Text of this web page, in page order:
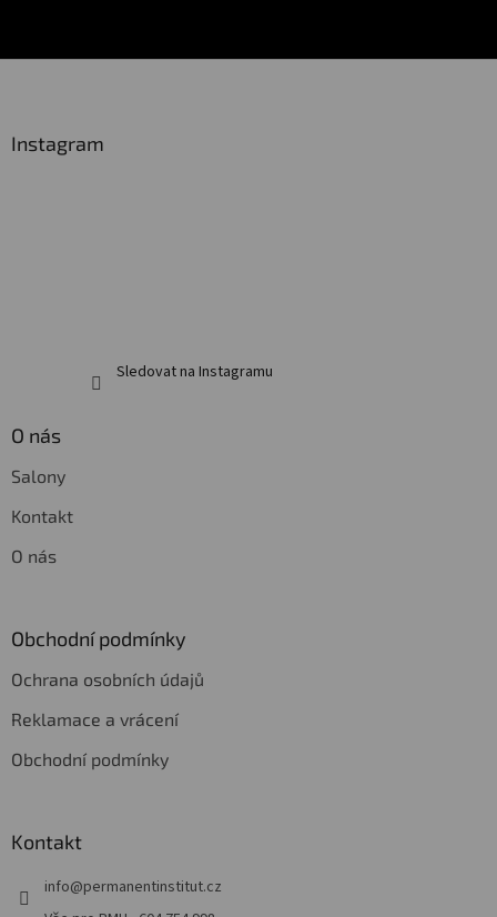
Instagram
Sledovat na Instagramu
O nás
Salony
Kontakt
O nás
Obchodní podmínky
Ochrana osobních údajů
Reklamace a vrácení
Obchodní podmínky
Kontakt
info@permanentinstitut.cz